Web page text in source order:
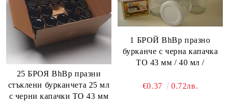
25 БРОЯ BhBp празни
стъклени бурканчета 25 мл
с черни капачки ТО 43 мм
1 БРОЙ BhBp празно
бурканче с черна капачка
ТО 43 мм / 40 мл /
€0.37 0.72лв.